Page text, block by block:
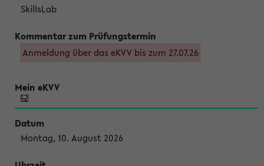
SkillsLab
Anmeldung über das eKVV bis zum 27.07.26
Montag, 10. August 2026